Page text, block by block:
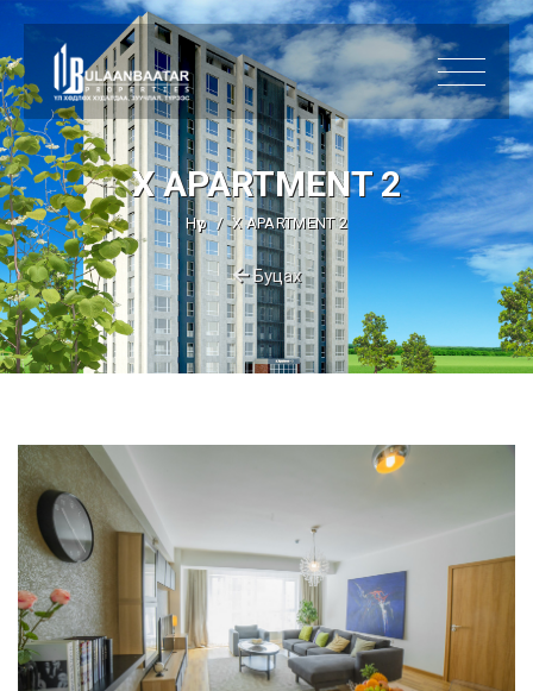
X APARTMENT 2
Нүүр X APARTMENT 2
Буцах